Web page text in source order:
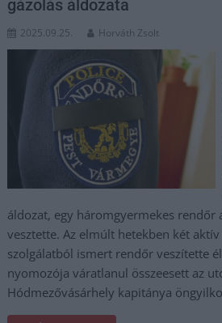
gázolás áldozata
2025.09.25. Horváth Zsolt
áldozat, egy háromgyermekes rendőr
vesztette. Az elmúlt hetekben két
szolgálatból ismert rendőr veszítette
nyomozója váratlanul összeesett az
Hódmezővásárhely kapitánya